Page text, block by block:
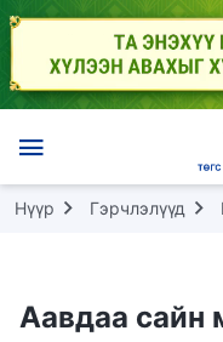
Нүүр Гэрчлэлүүд
Аавдаа сайн